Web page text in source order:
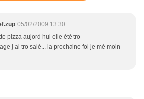
05/02/2009 13:30
pizza aujord hui elle été tro
j ai tro salé... la prochaine foi je mé moin